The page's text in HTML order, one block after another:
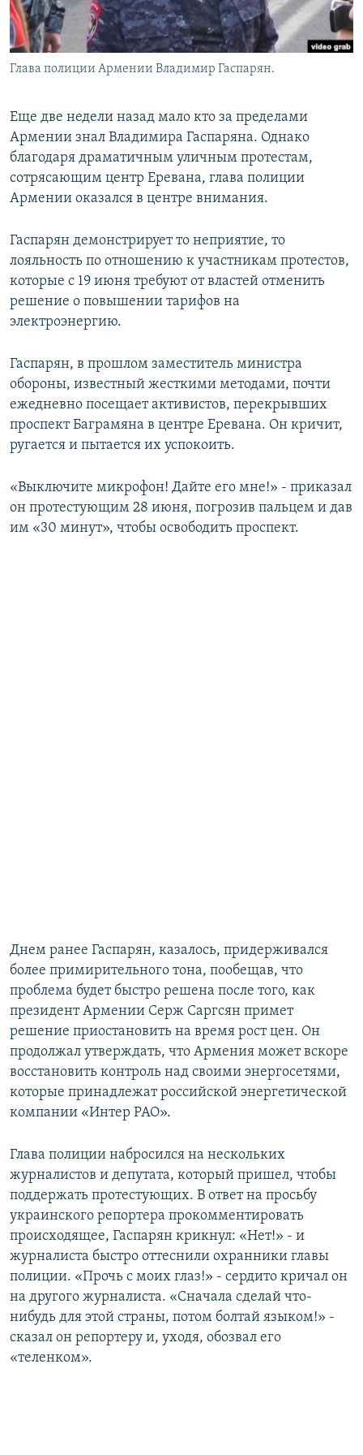
Հայերեն
English
Все сайты Радио Азатутюн
Глава полиции Армении Владимир Гаспарян.
Еще две недели назад мало кто за пределами
Армении знал Владимира Гаспаряна. Однако
благодаря драматичным уличным протестам,
сотрясающим центр Еревана, глава полиции
Армении оказался в центре внимания.
Гаспарян демонстрирует то неприятие, то
лояльность по отношению к участникам протестов,
которые с 19 июня требуют от властей отменить
решение о повышении тарифов на
электроэнергию.
Гаспарян, в прошлом заместитель министра
обороны, известный жесткими методами, почти
ежедневно посещает активистов, перекрывших
проспект Баграмяна в центре Еревана. Он кричит,
ругается и пытается их успокоить.
«Выключите микрофон! Дайте его мне!» - приказал
он протестующим 28 июня, погрозив пальцем и дав
им «30 минут», чтобы освободить проспект.
Днем ранее Гаспарян, казалось, придерживался
более примирительного тона, пообещав, что
проблема будет быстро решена после того, как
президент Армении Серж Саргсян примет
решение приостановить на время рост цен. Он
продолжал утверждать, что Армения может вскоре
восстановить контроль над своими энергосетями,
которые принадлежат российской энергетической
компании «Интер РАО».
Глава полиции набросился на нескольких
журналистов и депутата, который пришел, чтобы
поддержать протестующих. В ответ на просьбу
украинского репортера прокомментировать
происходящее, Гаспарян крикнул: «Нет!» - и
журналиста быстро оттеснили охранники главы
полиции. «Прочь с моих глаз!» - сердито кричал он
на другого журналиста. «Сначала сделай что-
нибудь для этой страны, потом болтай языком!» -
сказал он репортеру и, уходя, обозвал его
«теленком».